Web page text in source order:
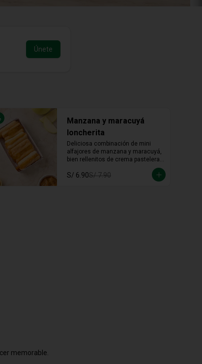
Únete
Manzana y maracuyá
loncherita
Deliciosa combinación de mini
alfajores de manzana y maracuyá,
bien rellenitos de crema pastelera
tradicional, relleno de manzana y
crema de maracuyá... Irresistible!!
S/ 6.90S/ 7.90
memorable.